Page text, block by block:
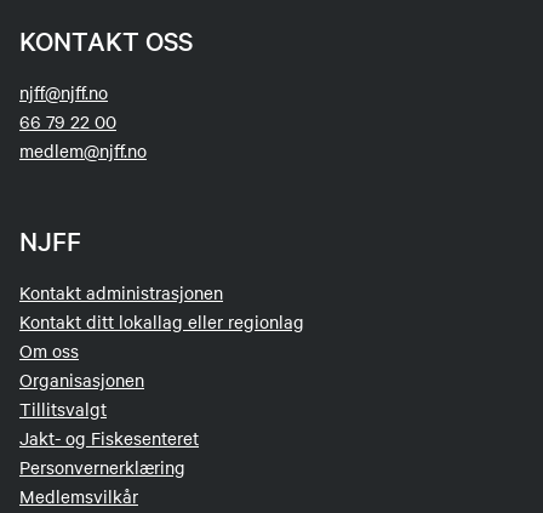
KONTAKT OSS
njff@njff.no
66 79 22 00
medlem@njff.no
NJFF
Kontakt administrasjonen
Kontakt ditt lokallag eller regionlag
Om oss
Organisasjonen
Tillitsvalgt
Jakt- og Fiskesenteret
Personvernerklæring
Medlemsvilkår